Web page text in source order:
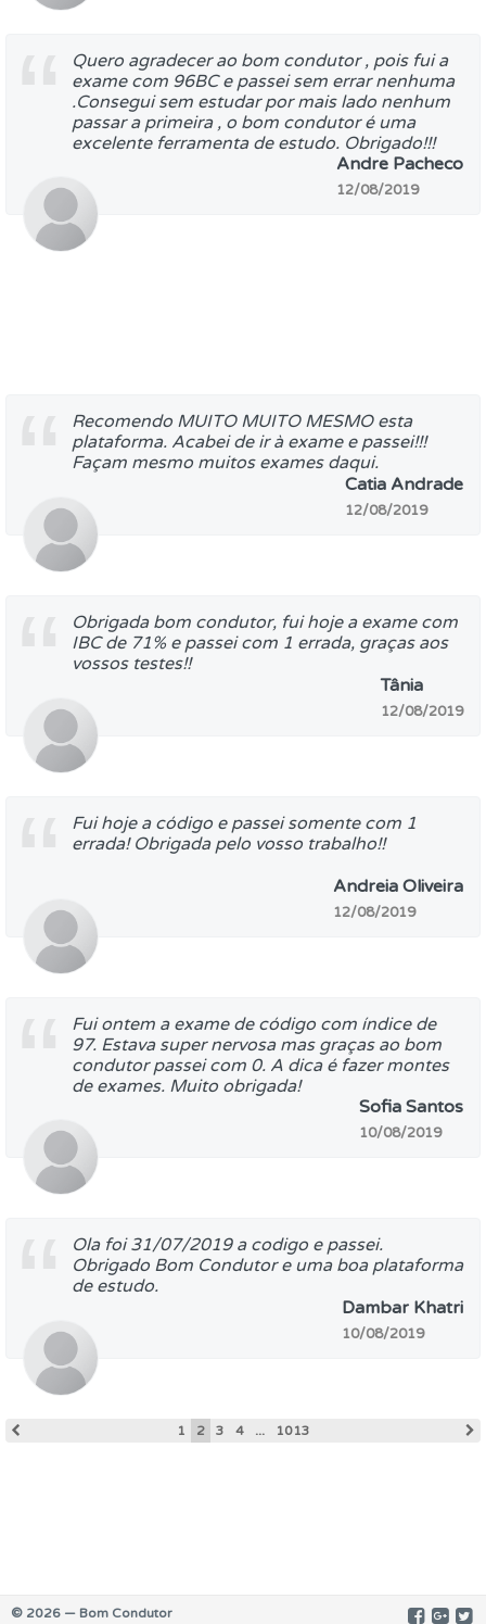
Quero agradecer ao bom condutor , pois fui a
exame com 96BC e passei sem errar nenhuma
.Consegui sem estudar por mais lado nenhum
passar a primeira , o bom condutor é uma
excelente ferramenta de estudo. Obrigado!!!
Andre Pacheco
12/08/2019
Recomendo MUITO MUITO MESMO esta
plataforma. Acabei de ir à exame e passei!!!
Façam mesmo muitos exames daqui.
Catia Andrade
12/08/2019
Obrigada bom condutor, fui hoje a exame com
IBC de 71% e passei com 1 errada, graças aos
vossos testes!!
Tânia
12/08/2019
Fui hoje a código e passei somente com 1
errada! Obrigada pelo vosso trabalho!!
Andreia Oliveira
12/08/2019
Fui ontem a exame de código com índice de
97. Estava super nervosa mas graças ao bom
condutor passei com 0. A dica é fazer montes
de exames. Muito obrigada!
Sofia Santos
10/08/2019
Ola foi 31/07/2019 a codigo e passei.
Obrigado Bom Condutor e uma boa plataforma
de estudo.
Dambar Khatri
10/08/2019
1 2 3 4 ... 1013
© 2026 — Bom Condutor